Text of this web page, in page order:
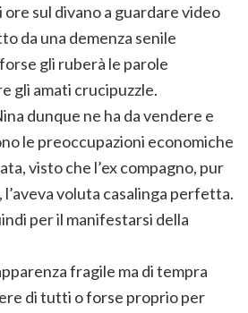
sul divano a guardare video
da una demenza senile
gli ruberà le parole
gli amati crucipuzzle.
dunque ne ha da vendere e
le preoccupazioni economiche
visto che l’ex compagno, pur
voluta casalinga perfetta.
per il manifestarsi della
fragile ma di tempra
di tutti o forse proprio per